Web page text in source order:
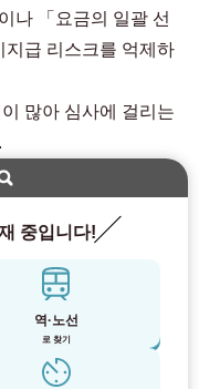
나 「요금의 일괄 선
지급 리스크를 억제하
많아 심사에 걸리는
중입니다!
역·노선
로 찾기